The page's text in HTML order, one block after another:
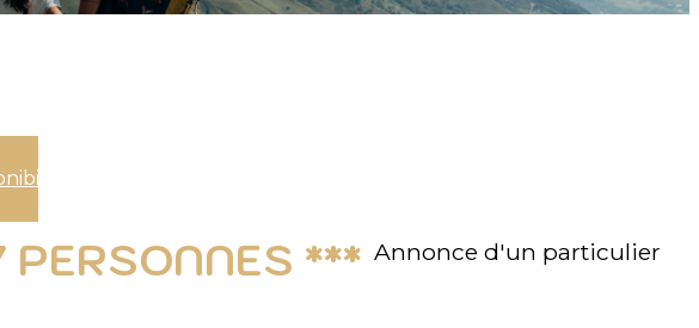
*** Annonce d'un particulier